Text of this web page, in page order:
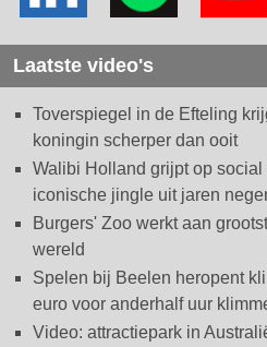
Laatste video's
Toverspiegel in de Efteling
koningin scherper dan ooit
Walibi Holland grijpt op social
iconische jingle uit jaren
Burgers' Zoo werkt aan
wereld
Spelen bij Beelen heropent
euro voor anderhalf uur
Video: attractiepark in